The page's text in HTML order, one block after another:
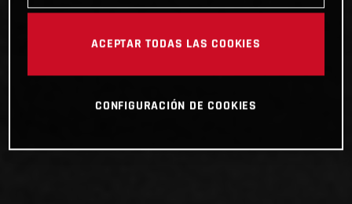
ACEPTAR TODAS LAS COOKIES
CONFIGURACIÓN DE COOKIES